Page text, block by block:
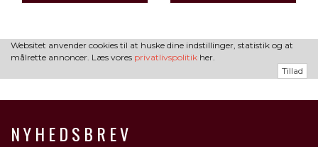
Websitet anvender cookies til at huske dine indstillinger, statistik og at
målrette annoncer. Læs vores privatlivspolitik her.
Tillad
NYHEDSBREV